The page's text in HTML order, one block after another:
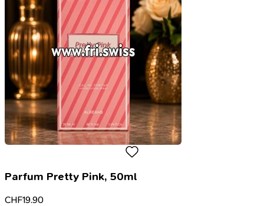
Parfum Pretty Pink, 50ml
CHF19.90